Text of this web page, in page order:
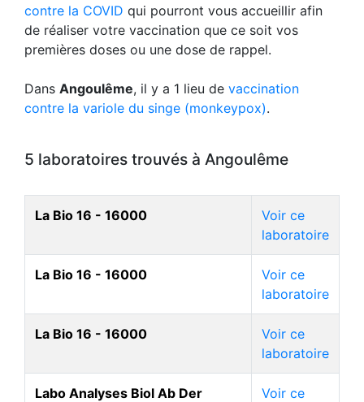
contre la COVID qui pourront vous accueillir afin
de réaliser votre vaccination que ce soit vos
premières doses ou une dose de rappel.
Dans Angoulême, il y a 1 lieu de vaccination
contre la variole du singe (monkeypox).
5 laboratoires trouvés à Angoulême
La Bio 16 - 16000
Voir ce
laboratoire
La Bio 16 - 16000
Voir ce
laboratoire
La Bio 16 - 16000
Voir ce
laboratoire
Labo Analyses Biol Ab Der
Voir ce